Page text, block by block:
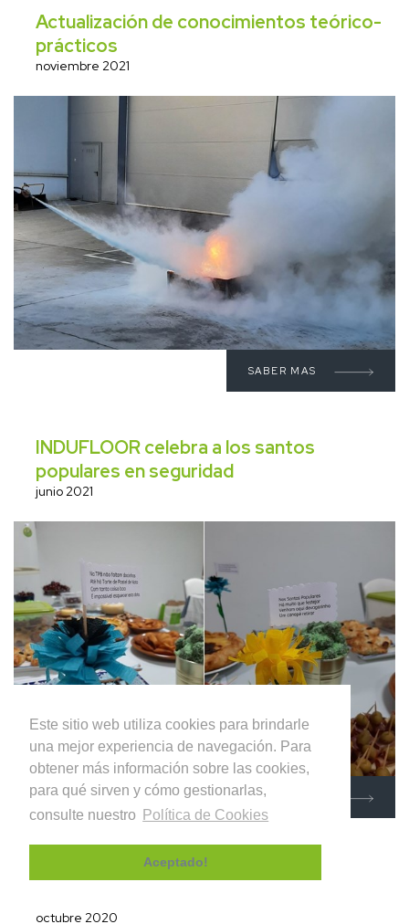
Este sitio web utiliza cookies para brindarle
una mejor experiencia de navegación. Para
obtener más información sobre las cookies,
para qué sirven y cómo gestionarlas,
consulte nuestro
Política de Cookies
Aceptado!
Actualización de conocimientos teórico-
prácticos
noviembre 2021
SABER MAS
INDUFLOOR celebra a los santos
populares en seguridad
junio 2021
SABER MAS
INDUFLOOR invierte en una nueva
octubre 2020